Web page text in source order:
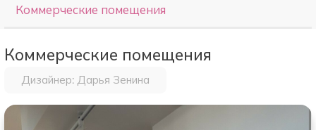
Коммерческие помещения
Коммерческие помещения
Дизайнер: Дарья Зенина